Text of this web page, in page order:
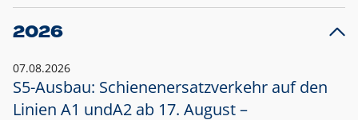
2026
07.08.2026
S5-Ausbau: Schienenersatzverkehr auf den
Linien A1 undA2 ab 17. August –